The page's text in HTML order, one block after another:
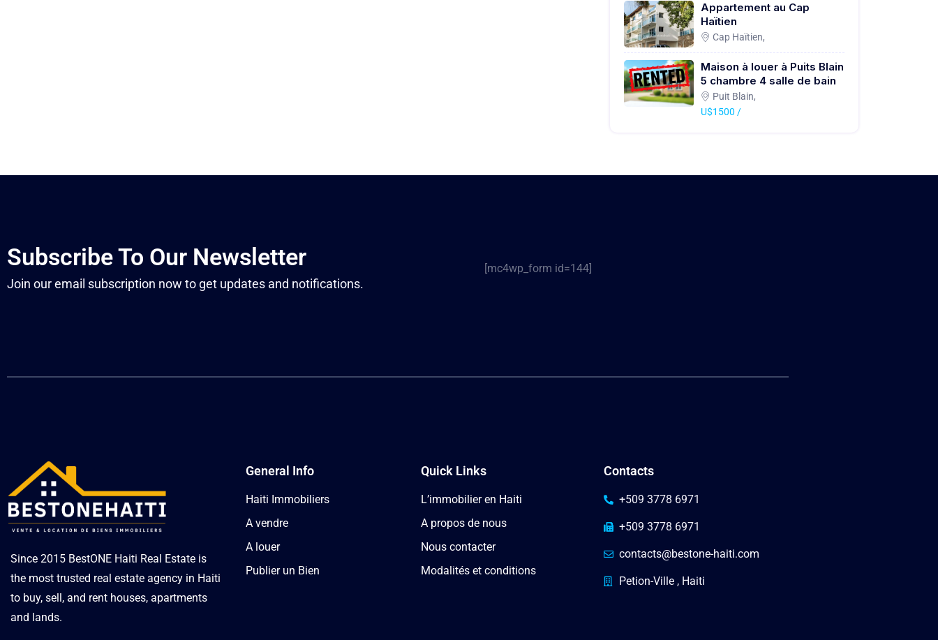
Appartement au Cap
Haïtien
Cap Haïtien,
Maison à louer à Puits Blain
5 chambre 4 salle de bain
Puit Blain,
U$1500 /
Subscribe To Our Newsletter
Join our email subscription now to get updates and notifications.
[mc4wp_form id=144]
Since 2015 BestONE Haiti Real Estate is
the most trusted real estate agency in Haiti
to buy, sell, and rent houses, apartments
and lands.
General Info
Haiti Immobiliers
A vendre
A louer
Publier un Bien
Quick Links
L’immobilier en Haiti
A propos de nous
Nous contacter
Modalités et conditions
Contacts
+509 3778 6971
+509 3778 6971
contacts@bestone-haiti.com
Petion-Ville , Haiti